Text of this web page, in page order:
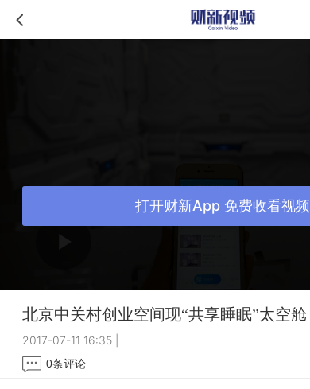
打开财新App 免费收看视频
北京中关村创业空间现“共享睡眠”太空舱
2017-07-11 16:35
0条评论